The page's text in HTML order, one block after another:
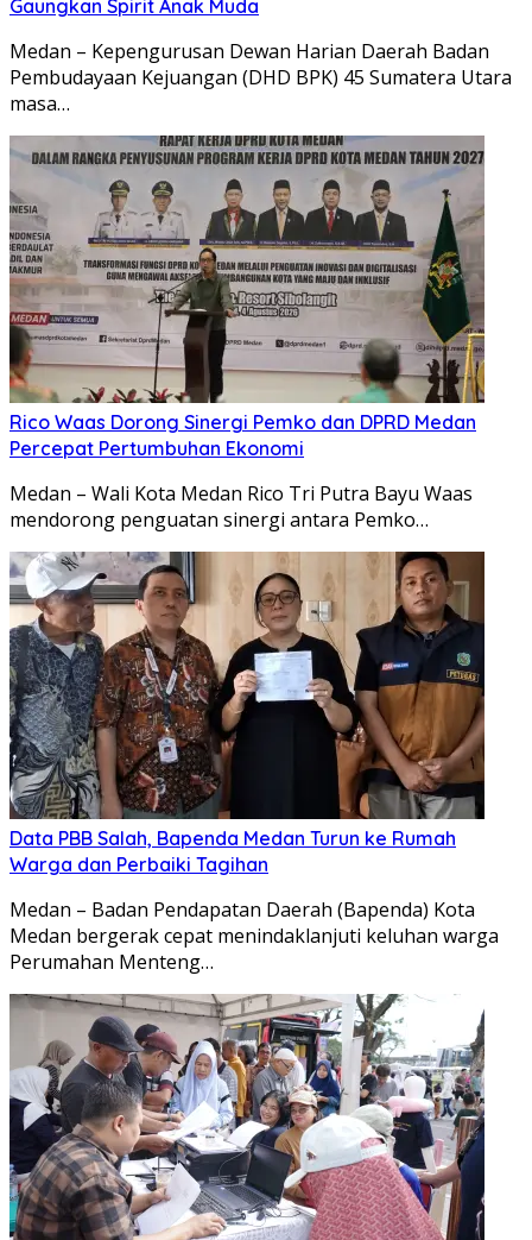
Gaungkan Spirit Anak Muda
Medan – Kepengurusan Dewan Harian Daerah Badan
Pembudayaan Kejuangan (DHD BPK) 45 Sumatera Utara
masa…
Rico Waas Dorong Sinergi Pemko dan DPRD Medan
Percepat Pertumbuhan Ekonomi
Medan – Wali Kota Medan Rico Tri Putra Bayu Waas
mendorong penguatan sinergi antara Pemko…
Data PBB Salah, Bapenda Medan Turun ke Rumah
Warga dan Perbaiki Tagihan
Medan – Badan Pendapatan Daerah (Bapenda) Kota
Medan bergerak cepat menindaklanjuti keluhan warga
Perumahan Menteng…